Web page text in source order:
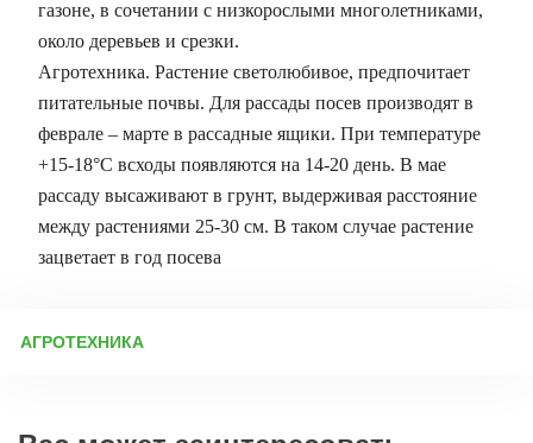
газоне, в сочетании с низкорослыми многолетниками,
около деревьев и срезки.
Агротехника. Растение светолюбивое, предпочитает
питательные почвы. Для рассады посев производят в
феврале – марте в рассадные ящики. При температуре
+15-18°C всходы появляются на 14-20 день. В мае
рассаду высаживают в грунт, выдерживая расстояние
между растениями 25-30 см. В таком случае растение
зацветает в год посева
АГРОТЕХНИКА